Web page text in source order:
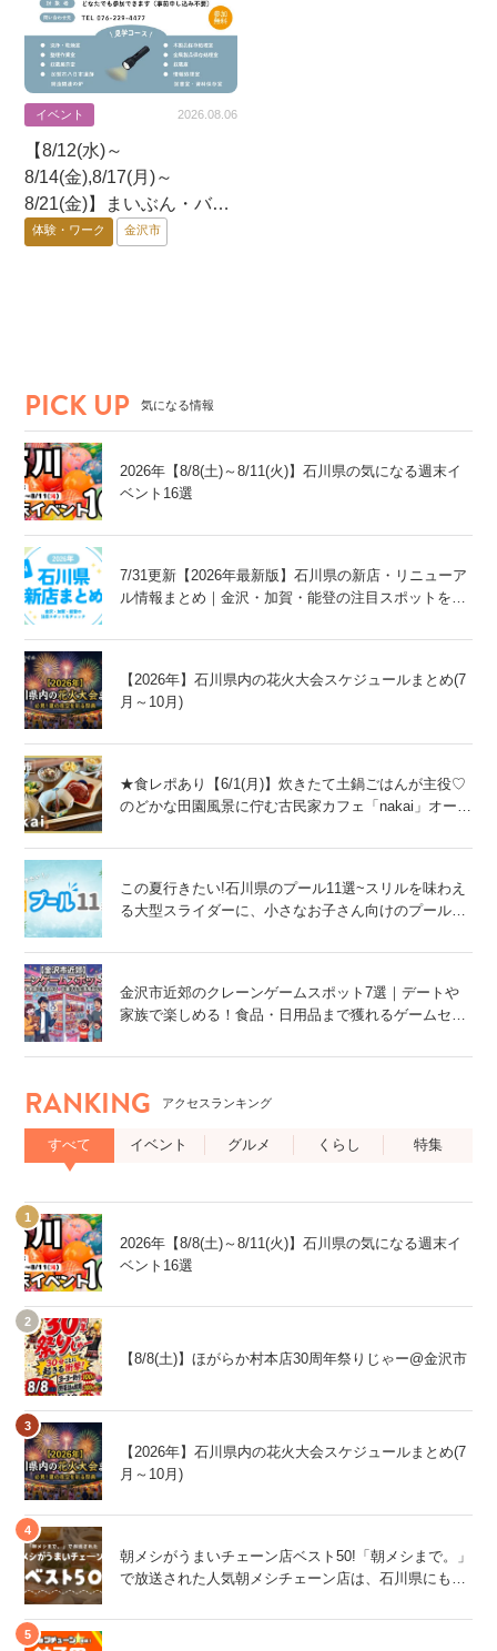
イベント 2026.08.06
【8/12(水)～
8/14(金),8/17(月)～
8/21(金)】まいぶん・バッ
クヤード・ツアー@金沢
体験・ワーク 金沢市
PICK UP 気になる情報
2026年【8/8(土)～8/11(火)】石川県の気になる週末イ
ベント16選
7/31更新【2026年最新版】石川県の新店・リニューア
ル情報まとめ｜金沢・加賀・能登の注目スポットをチ
【2026年】石川県内の花火大会スケジュールまとめ(7
月～10月)
★食レポあり【6/1(月)】炊きたて土鍋ごはんが主役♡
のどかな田園風景に佇む古民家カフェ「nakai」オープ
この夏行きたい!石川県のプール11選~スリルを味わえ
る大型スライダーに、小さなお子さん向けのプール
金沢市近郊のクレーンゲームスポット7選｜デートや
家族で楽しめる！食品・日用品まで獲れるゲームセン
RANKING アクセスランキング
すべて イベント グルメ くらし 特集
2026年【8/8(土)～8/11(火)】石川県の気になる週末イ
ベント16選
【8/8(土)】ほがらか村本店30周年祭りじゃー@金沢市
【2026年】石川県内の花火大会スケジュールまとめ(7
月～10月)
朝メシがうまいチェーン店ベスト50!「朝メシまで。」
で放送された人気朝メシチェーン店は、石川県にもあ